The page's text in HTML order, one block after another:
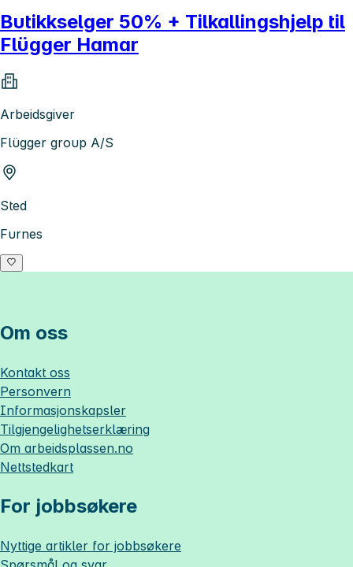
Butikkselger 50% + Tilkallingshjelp til
Flügger Hamar
Arbeidsgiver
Flügger group A/S
Sted
Furnes
Om oss
Kontakt oss
Personvern
Informasjonskapsler
Tilgjengelighetserklæring
Om arbeidsplassen.no
Nettstedkart
For jobbsøkere
Nyttige artikler for jobbsøkere